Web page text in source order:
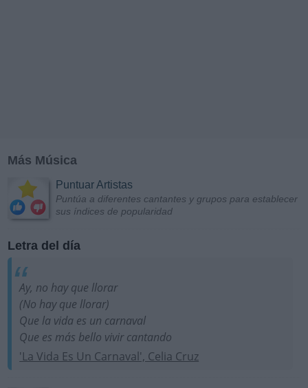
Más Música
Puntuar Artistas
Puntúa a diferentes cantantes y grupos para establecer
sus índices de popularidad
Letra del día
Ay, no hay que llorar
(No hay que llorar)
Que la vida es un carnaval
Que es más bello vivir cantando
'La Vida Es Un Carnaval', Celia Cruz